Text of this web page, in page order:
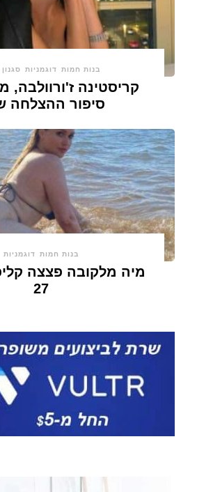
בנות חמות דוגמניות
קריסטינה ז'ורוולבה,
סיפור ההצלחה
בנות חמות דוגמניות
מיה מלקובה פצצה
27